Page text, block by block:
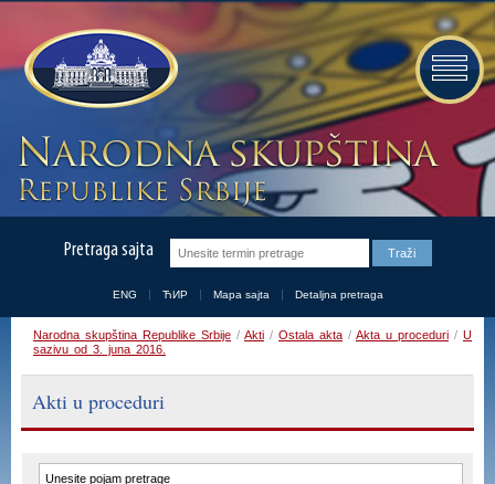
Pretraga sajta
ENG ЋИР Mapa sajta Detaljna pretraga
Narodna skupština Republike Srbije / Akti / Ostala akta / Akta u proceduri / U
sazivu od 3. juna 2016.
Akti u proceduri